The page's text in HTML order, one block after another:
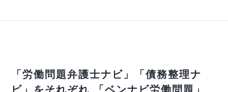
「労働問題弁護士ナビ」「債務整理ナ
ビ」をそれぞれ 「ベンナビ労働問題」